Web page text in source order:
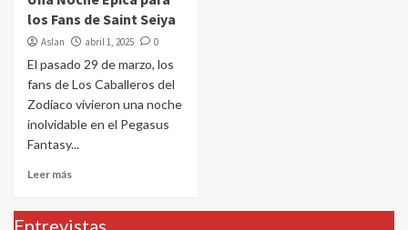
los Fans de Saint Seiya
Aslan abril 1, 2025 0
El pasado 29 de marzo, los
fans de Los Caballeros del
Zodiaco vivieron una noche
inolvidable en el Pegasus
Fantasy...
Leer más
Entrevistas